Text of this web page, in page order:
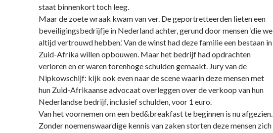
staat binnenkort toch leeg.
Maar de zoete wraak kwam van ver. De geportretteerden lieten een
beveiligingsbedrijfje in Nederland achter, gerund door mensen ‘die we
altijd vertrouwd hebben.’ Van de winst had deze familie een bestaan in
Zuid-Afrika willen opbouwen. Maar het bedrijf had opdrachten
verloren en er waren torenhoge schulden gemaakt. Jury van de
Nipkowschijf: kijk ook even naar de scene waarin deze mensen met
hun Zuid-Afrikaanse advocaat overleggen over de verkoop van hun
Nederlandse bedrijf, inclusief schulden, voor 1 euro.
Van het voornemen om een bed&breakfast te beginnen is nu afgezien.
Zonder noemenswaardige kennis van zaken storten deze mensen zich